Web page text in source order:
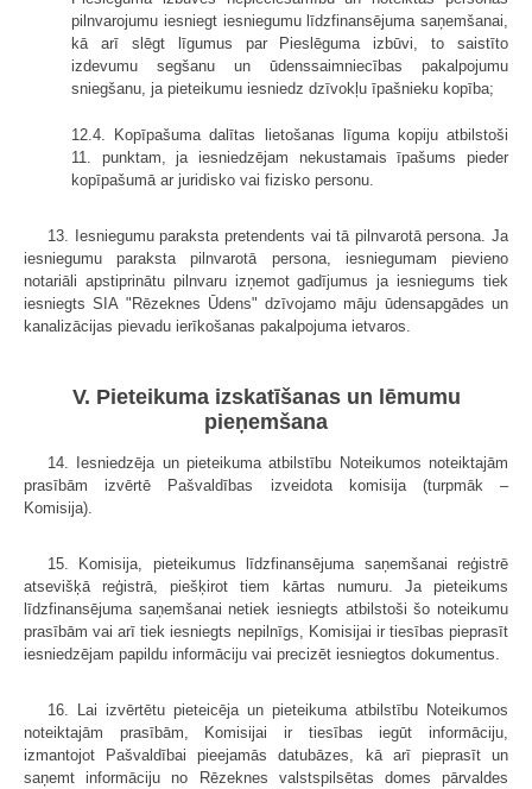
pilnvarojumu iesniegt iesniegumu līdzfinansējuma saņemšanai,
kā arī slēgt līgumus par Pieslēguma izbūvi, to saistīto
izdevumu segšanu un ūdenssaimniecības pakalpojumu
sniegšanu, ja pieteikumu iesniedz dzīvokļu īpašnieku kopība;
12.4. Kopīpašuma dalītas lietošanas līguma kopiju atbilstoši
11. punktam, ja iesniedzējam nekustamais īpašums pieder
kopīpašumā ar juridisko vai fizisko personu.
13. Iesniegumu paraksta pretendents vai tā pilnvarotā persona. Ja
iesniegumu paraksta pilnvarotā persona, iesniegumam pievieno
notariāli apstiprinātu pilnvaru izņemot gadījumus ja iesniegums tiek
iesniegts SIA "Rēzeknes Ūdens" dzīvojamo māju ūdensapgādes un
kanalizācijas pievadu ierīkošanas pakalpojuma ietvaros.
V. Pieteikuma izskatīšanas un lēmumu
pieņemšana
14. Iesniedzēja un pieteikuma atbilstību Noteikumos noteiktajām
prasībām izvērtē Pašvaldības izveidota komisija (turpmāk –
Komisija).
15. Komisija, pieteikumus līdzfinansējuma saņemšanai reģistrē
atsevišķā reģistrā, piešķirot tiem kārtas numuru. Ja pieteikums
līdzfinansējuma saņemšanai netiek iesniegts atbilstoši šo noteikumu
prasībām vai arī tiek iesniegts nepilnīgs, Komisijai ir tiesības pieprasīt
iesniedzējam papildu informāciju vai precizēt iesniegtos dokumentus.
16. Lai izvērtētu pieteicēja un pieteikuma atbilstību Noteikumos
noteiktajām prasībām, Komisijai ir tiesības iegūt informāciju,
izmantojot Pašvaldībai pieejamās datubāzes, kā arī pieprasīt un
saņemt informāciju no Rēzeknes valstspilsētas domes pārvaldes